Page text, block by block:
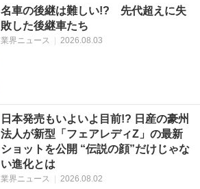
名車の後継は難しい!? 先代超えに失
敗した後継車たち
業界ニュース | 2026.08.03
日本発売もいよいよ目前!? 日産の豪州
法人が新型「フェアレディZ」の最新
ショットを公開 “伝説の顔”だけじゃな
い進化とは
業界ニュース | 2026.08.02